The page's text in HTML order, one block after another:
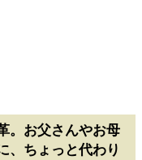
。お父さんやお母
、ちょっと代わり